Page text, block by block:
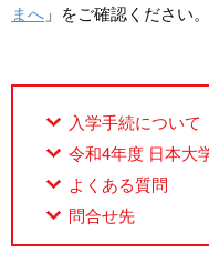
まへ 」をご確認ください。
入学手続について
令和4年度 日本大
よくある質問
問合せ先